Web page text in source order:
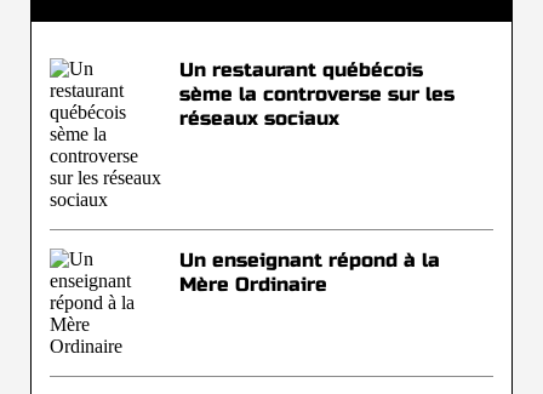
Un restaurant québécois
sème la controverse sur les
réseaux sociaux
Un enseignant répond à la
Mère Ordinaire